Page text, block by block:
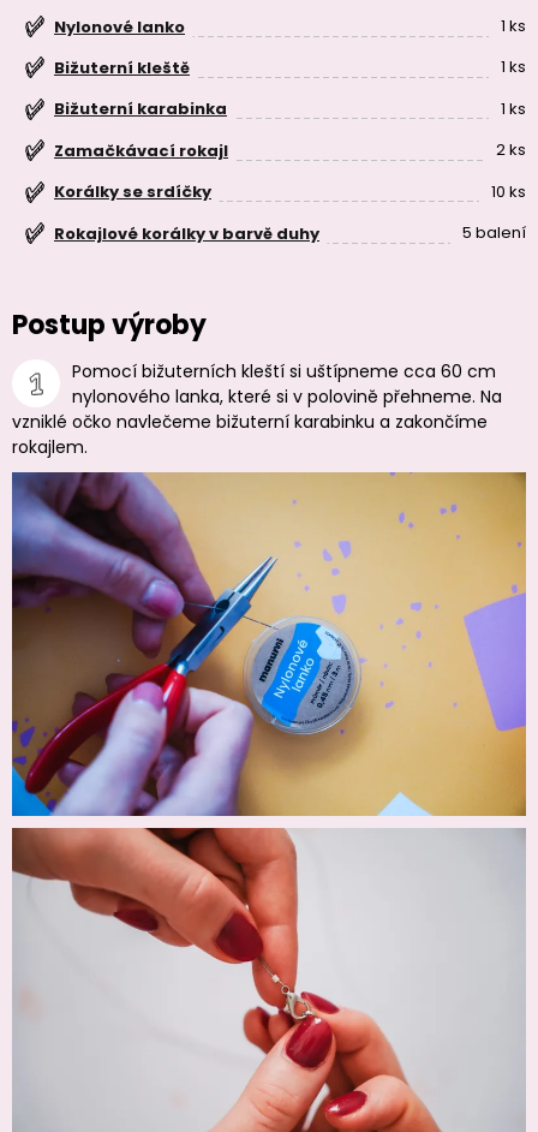
Nylonové lanko
1 ks
Bižuterní kleště
1 ks
Bižuterní karabinka
1 ks
Zamačkávací rokajl
2 ks
Korálky se srdíčky
10 ks
Rokajlové korálky v barvě duhy
5 balení
Postup výroby
Pomocí bižuterních kleští si uštípneme cca 60 cm
nylonového lanka, které si v polovině přehneme. Na
vzniklé očko navlečeme bižuterní karabinku a zakončíme
rokajlem.